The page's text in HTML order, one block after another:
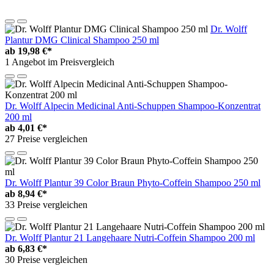
Dr. Wolff
Plantur DMG Clinical Shampoo 250 ml
ab 19,98 €*
1 Angebot im Preisvergleich
Dr. Wolff Alpecin Medicinal Anti-Schuppen Shampoo-Konzentrat
200 ml
ab 4,01 €*
27 Preise vergleichen
Dr. Wolff Plantur 39 Color Braun Phyto-Coffein Shampoo 250 ml
ab 8,94 €*
33 Preise vergleichen
Dr. Wolff Plantur 21 Langehaare Nutri-Coffein Shampoo 200 ml
ab 6,83 €*
30 Preise vergleichen